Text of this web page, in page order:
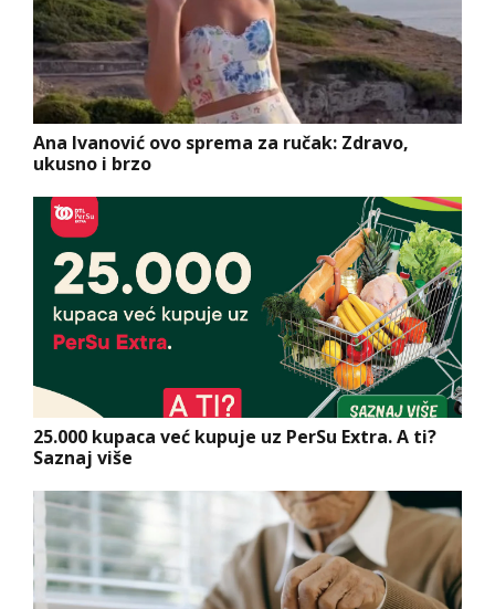
Ana Ivanović ovo sprema za ručak: Zdravo,
ukusno i brzo
25.000 kupaca već kupuje uz PerSu Extra. A ti?
Saznaj više